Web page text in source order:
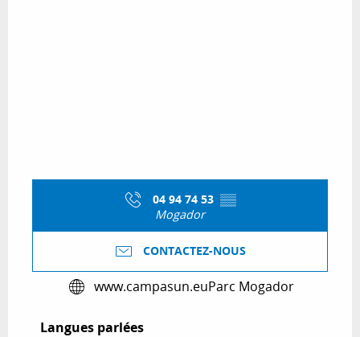
04 94 74 53 ▒▒
Mogador
CONTACTEZ-NOUS
www.campasun.euParc Mogador
Langues parlées
Langues parlées